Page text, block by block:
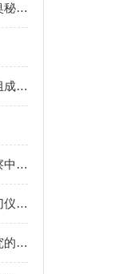
真三轴试验仪：解锁岩土力学奥秘的钥匙
想知道电热鼓风干燥箱的结构组成不妨看看这些
自动渗压仪在土木工程地质勘察中的革新应用
苏州拓测仪器便携式十字板剪切仪说明书
非饱和土三轴仪：岩土工程研究的关键设备